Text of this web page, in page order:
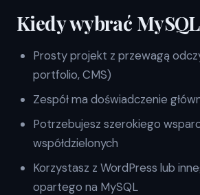
Kiedy wybrać
Prosty projekt z przewagą
portfolio, CMS)
Zespół ma doświadczenie
Potrzebujesz szerokiego
współdzielonych
Korzystasz z WordPress lub
opartego na MySQL